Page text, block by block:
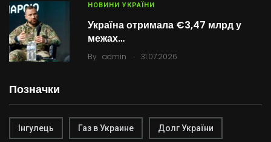
НОВИНИ УКРАЇНИ
Україна отримала €3,47 млрд у
межах…
By admin . 31.07.2026
Позначки
Інгулець Газ в Украине Долг України